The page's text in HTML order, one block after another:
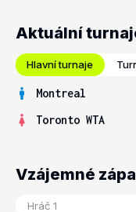
Aktuální
Hlavní turnaje
Montreal
Toronto WTA
Vzájemné